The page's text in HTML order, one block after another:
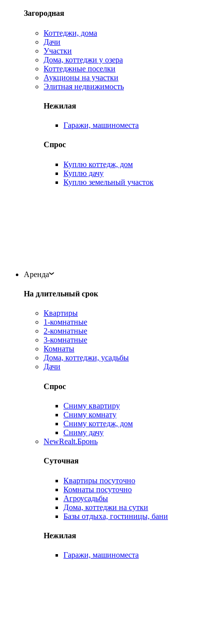
Загородная
Коттеджи, дома
Дачи
Участки
Дома, коттеджи у озера
Коттеджные поселки
Аукционы на участки
Элитная недвижимость
Нежилая
Гаражи, машиноместа
Спрос
Куплю коттедж, дом
Куплю дачу
Куплю земельный участок
Аренда
На длительный срок
Квартиры
1-комнатные
2-комнатные
3-комнатные
Комнаты
Дома, коттеджи, усадьбы
Дачи
Спрос
Сниму квартиру
Сниму комнату
Сниму коттедж, дом
Сниму дачу
NewRealt.Бронь
Суточная
Квартиры посуточно
Комнаты посуточно
Агроусадьбы
Дома, коттеджи на сутки
Базы отдыха, гостиницы, бани
Нежилая
Гаражи, машиноместа